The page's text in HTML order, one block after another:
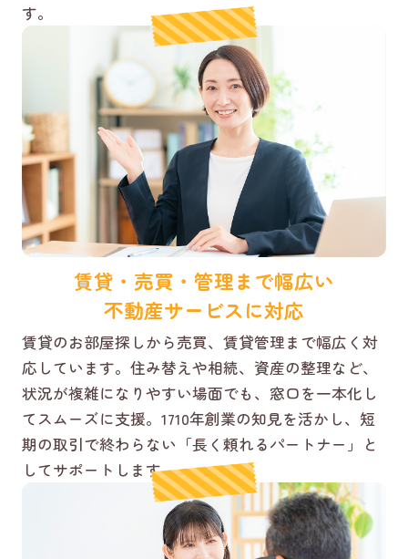
す。
賃貸・売買・管理まで幅広い
不動産サービスに対応
賃貸のお部屋探しから売買、賃貸管理まで幅広く対
応しています。住み替えや相続、資産の整理など、
状況が複雑になりやすい場面でも、窓口を一本化し
てスムーズに支援。1710年創業の知見を活かし、短
期の取引で終わらない「長く頼れるパートナー」と
してサポートします。